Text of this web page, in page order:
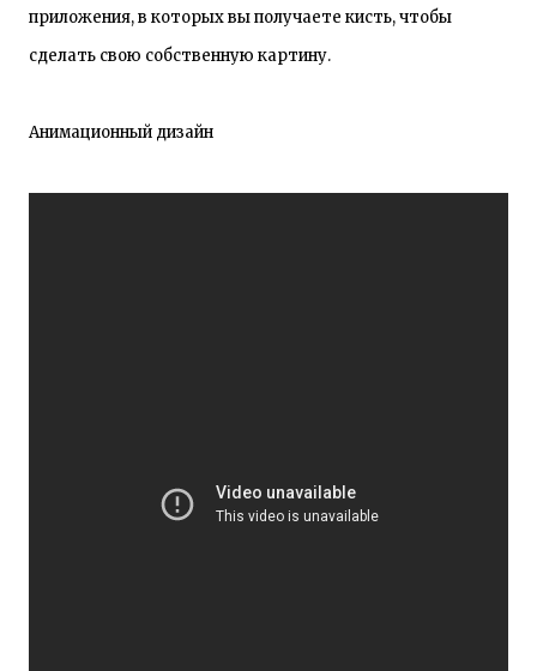
приложения, в которых вы получаете кисть, чтобы
сделать свою собственную картину.
Анимационный дизайн